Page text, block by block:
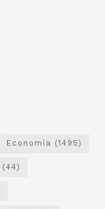
Economía (1495)
(44)